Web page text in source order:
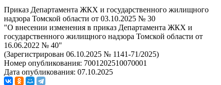
Приказ Департамента ЖКХ и государственного жилищного
надзора Томской области от 03.10.2025 № 30
"О внесении изменения в приказ Департамента ЖКХ и
государственного жилищного надзора Томской области от
16.06.2022 № 40"
(Зарегистрирован 06.10.2025 № 1141-71/2025)
Номер опубликования: 7001202510070001
Дата опубликования: 07.10.2025